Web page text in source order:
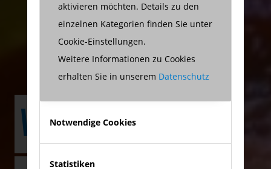
aktivieren möchten. Details zu den
einzelnen Kategorien finden Sie unter
Cookie-Einstellungen.
Weitere Informationen zu Cookies
erhalten Sie in unserem Datenschutz
Notwendige Cookies
Statistiken
WELCHE